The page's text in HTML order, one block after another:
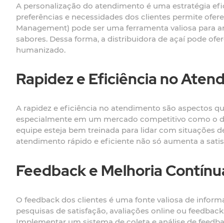
A personalização do atendimento é uma estratégia
preferências e necessidades dos clientes permite
Management) pode ser uma ferramenta valiosa para
sabores. Dessa forma, a distribuidora de açaí pode
humanizado.
Rapidez e Eficiência no
A rapidez e eficiência no atendimento são aspectos
especialmente em um mercado competitivo como o
equipe esteja bem treinada para lidar com situações
atendimento rápido e eficiente não só aumenta a
Feedback e Melhoria
O feedback dos clientes é uma fonte valiosa de
pesquisas de satisfação, avaliações online ou